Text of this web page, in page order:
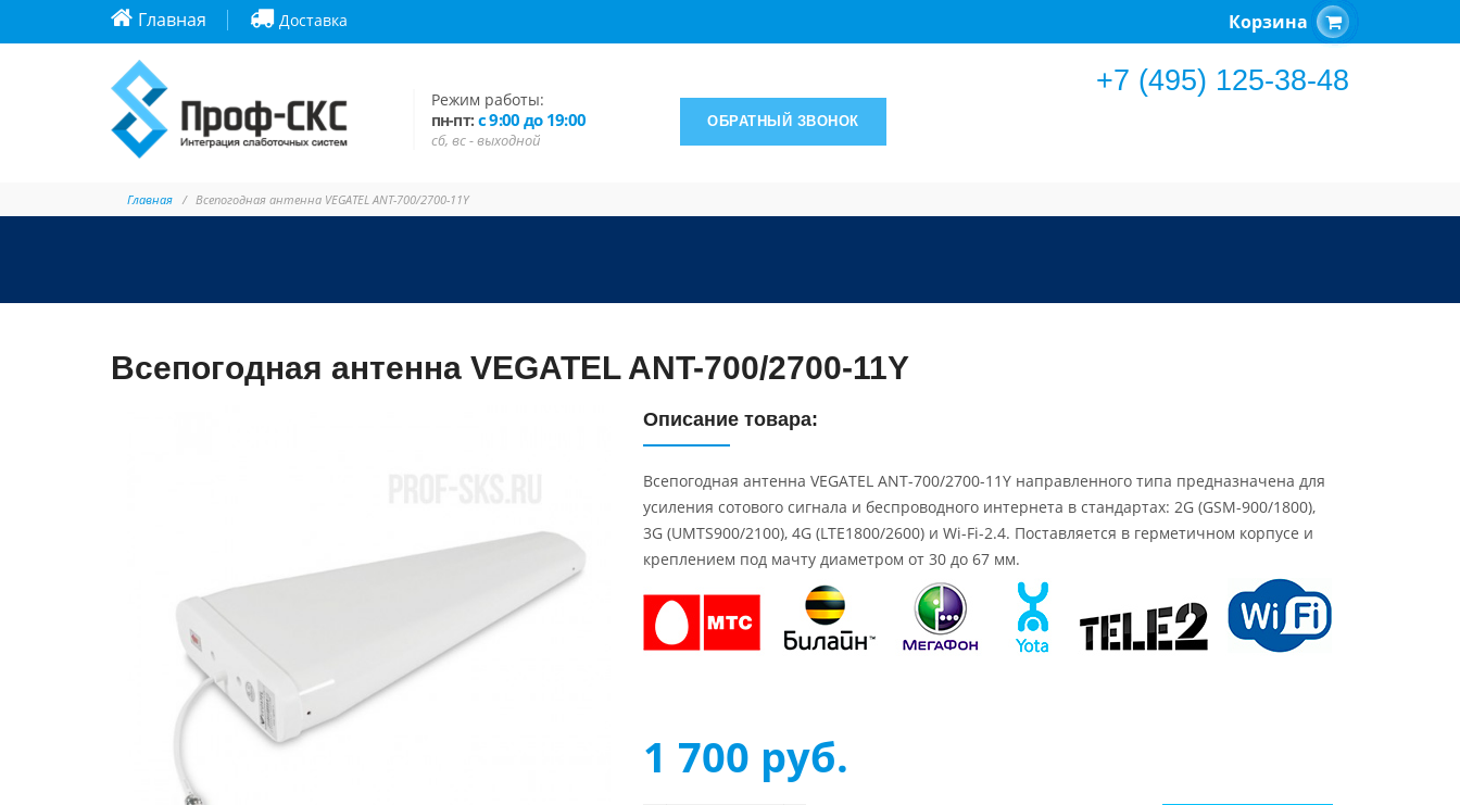
Главная Доставка Корзина
Режим работы:
пн-пт: с 9:00 до 19:00
сб, вс - выходной
ОБРАТНЫЙ ЗВОНОК
+7 (495) 125-38-48
Главная Всепогодная антенна VEGATEL ANT-700/2700-11Y
Всепогодная антенна VEGATEL ANT-700/2700-11Y
Описание товара:
Всепогодная антенна VEGATEL ANT-700/2700-11Y направленного типа предназначена для
усиления сотового сигнала и беспроводного интернета в стандартах: 2G (GSM-900/1800),
3G (UMTS900/2100), 4G (LTE1800/2600) и Wi-Fi-2.4. Поставляется в герметичном корпусе и
креплением под мачту диаметром от 30 до 67 мм.
1 700 руб.